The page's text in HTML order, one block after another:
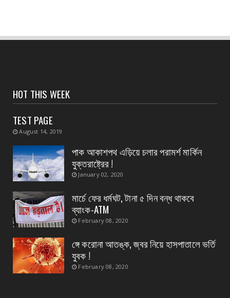
হলদিয়া পুরসভার ওয়ার্ড পুনর্বিন্যাসের পরামর্শ মুখ্যমন্ত্রীর,
সংবাদপত্রের ধার্যকৃত সোনা ও রূপার গহনা দর:
August 07, 2026
August 07, 2026
CONTACT
নৈপুর গ্রাম পঞ্চায়েতে বিজেপির নতুন বোর্ড গঠন, প্রধান
পদে মদ...
August 07, 2026
HOT THIS WEEK
TEST PAGE
August 14, 2019
পাক আকাশপথ এড়িয়ে চলার পরামর্শ মার্কিন
যুক্তরাষ্ট্রের !
January 02, 2020
মার্চে ফের ধর্মঘট, টানা ৫ দিন বন্ধ থাকবে
ব্যাংক-ATM
February 08, 2020
ঙ্গে করোনা আতঙ্ক, জ্বর নিয়ে হাসপাতালে ভর্তি
যুবক !
February 08, 2020